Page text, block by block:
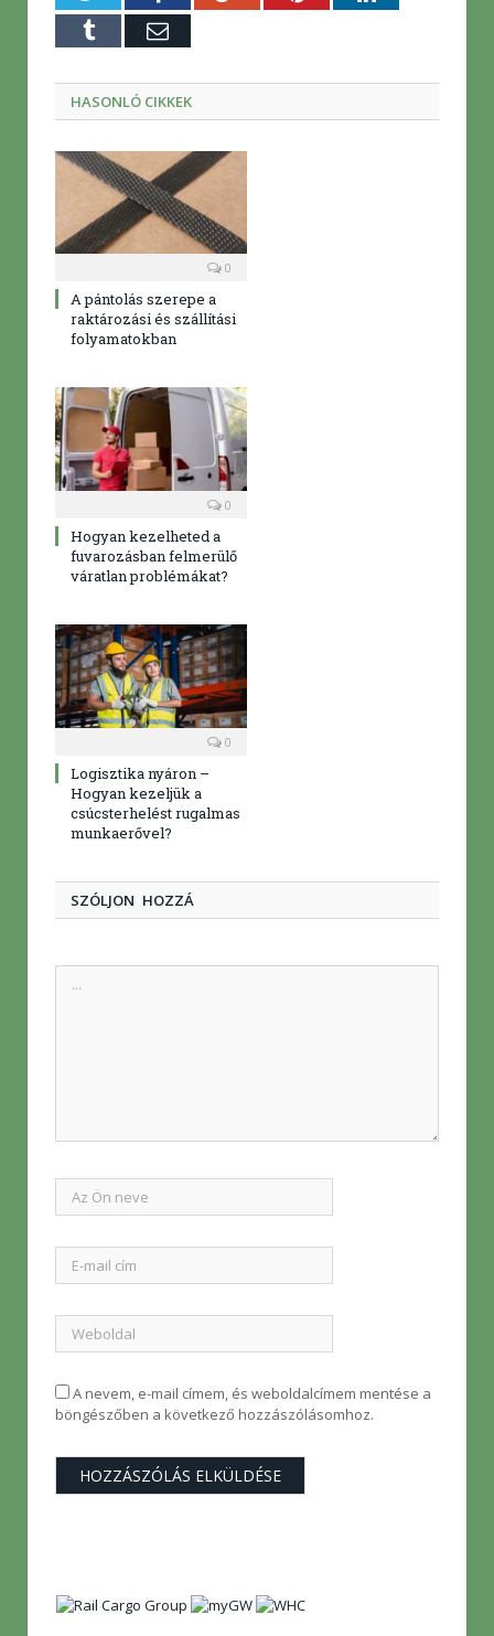
Tumblr E-
HASONLÓ CIKKEK
0
A pántolás szerepe a
raktározási és szállítási
folyamatokban
0
Hogyan kezelheted a
fuvarozásban felmerülő
váratlan problémákat?
0
Logisztika nyáron –
Hogyan kezeljük a
csúcsterhelést rugalmas
munkaerővel?
SZÓLJON HOZZÁ
A nevem, e-mail címem, és weboldalcímem mentése a
böngészőben a következő hozzászólásomhoz.